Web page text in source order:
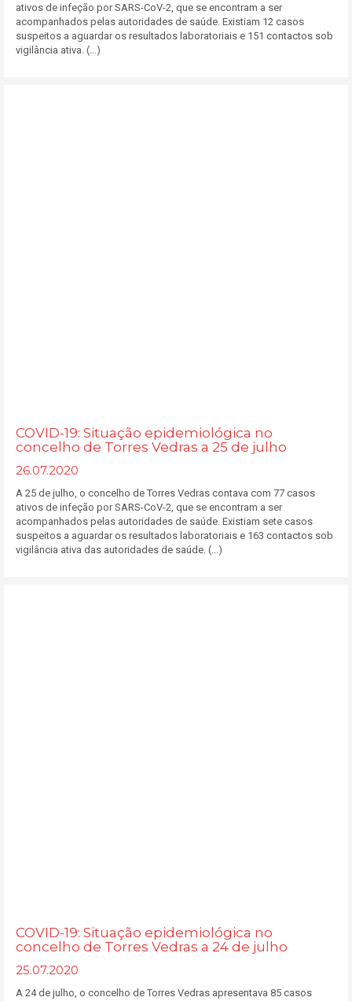
ativos de infeção por SARS-CoV-2, que se encontram a ser
acompanhados pelas autoridades de saúde. Existiam 12 casos
suspeitos a aguardar os resultados laboratoriais e 151 contactos sob
vigilância ativa. (...)
COVID-19: Situação epidemiológica no
concelho de Torres Vedras a 25 de julho
26.07.2020
A 25 de julho, o concelho de Torres Vedras contava com 77 casos
ativos de infeção por SARS-CoV-2, que se encontram a ser
acompanhados pelas autoridades de saúde. Existiam sete casos
suspeitos a aguardar os resultados laboratoriais e 163 contactos sob
vigilância ativa das autoridades de saúde. (...)
COVID-19: Situação epidemiológica no
concelho de Torres Vedras a 24 de julho
25.07.2020
A 24 de julho, o concelho de Torres Vedras apresentava 85 casos